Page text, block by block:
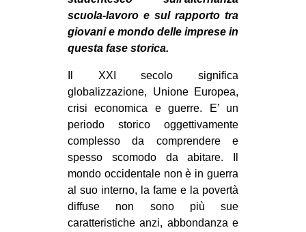
GENERI
MIGRAZIONI
PRECARIATO
REPRESSIONE
STUDENTI
CULTURE
ARTE
CINEMA
MANIFESTI
scuola-lavoro e sul rapporto tra
giovani e mondo delle imprese in
questa fase storica.
Il XXI secolo significa
globalizzazione, Unione Europea,
crisi economica e guerre. E’ un
periodo storico oggettivamente
complesso da comprendere e
spesso scomodo da abitare. Il
mondo occidentale non è in guerra
al suo interno, la fame e la povertà
diffuse non sono più sue
caratteristiche anzi, abbondanza e